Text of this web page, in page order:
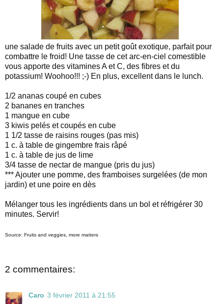
une salade de fruits avec un petit goût exotique, parfait pour
combattre le froid! Une tasse de cet arc-en-ciel comestible
vous apporte des vitamines A et C, des fibres et du
potassium! Woohoo!!! ;-) En plus, excellent dans le lunch.
1/2 ananas coupé en cubes
2 bananes en tranches
1 mangue en cube
3 kiwis pelés et coupés en cube
1 1/2 tasse de raisins rouges (pas mis)
1 c. à table de gingembre frais râpé
1 c. à table de jus de lime
3/4 tasse de nectar de mangue (pris du jus)
*** Ajouter une pomme, des framboises surgelées (de mon
jardin) et une poire en dès
Mélanger tous les ingrédients dans un bol et réfrigérer 30
minutes. Servir!
Source: Fruits and veggies, more matters
2 commentaires:
Caro 3 février 2011 à 21:55